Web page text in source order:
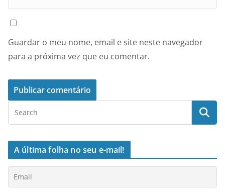
Guardar o meu nome, email e site neste navegador
para a próxima vez que eu comentar.
A última folha no seu e-mail!